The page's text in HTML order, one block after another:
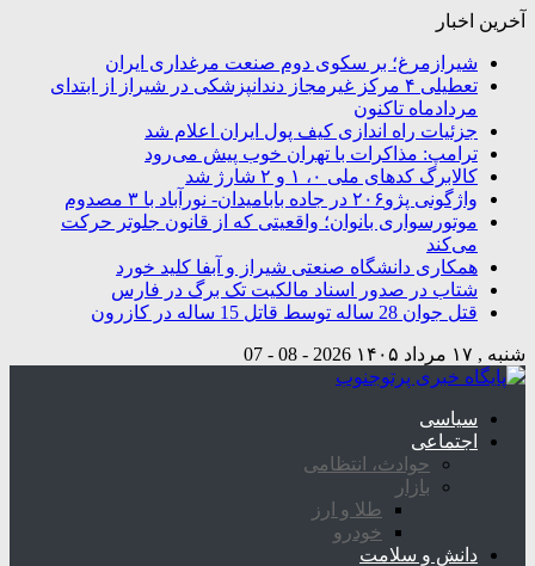
آخرین اخبار
شیرازمرغ؛ بر سکوی دوم صنعت مرغداری ایران
تعطیلی ۴ مرکز غیرمجاز دندانپزشکی در شیراز از ابتدای
مردادماه تاکنون
جزئیات راه اندازی کیف پول ایران اعلام شد
ترامپ: مذاکرات با تهران خوب پیش می‌رود
کالابرگ کدهای ملی ۰، ۱ و ۲ شارژ شد
واژگونی پژو۲۰۶ در جاده بابامیدان- نورآباد با ۳ مصدوم
موتورسواری بانوان؛ واقعیتی که از قانون جلوتر حرکت
می‌کند
همکاری دانشگاه صنعتی شیراز و آبفا کلید خورد
شتاب در صدور اسناد مالکیت تک برگ در فارس
قتل جوان 28 ساله توسط قاتل 15 ساله در کازرون
شنبه , ۱۷ مرداد ۱۴۰۵ 2026 - 08 - 07
سیاسی
اجتماعی
حوادث، انتظامی
بازار
طلا و ارز
خودرو
دانش و سلامت